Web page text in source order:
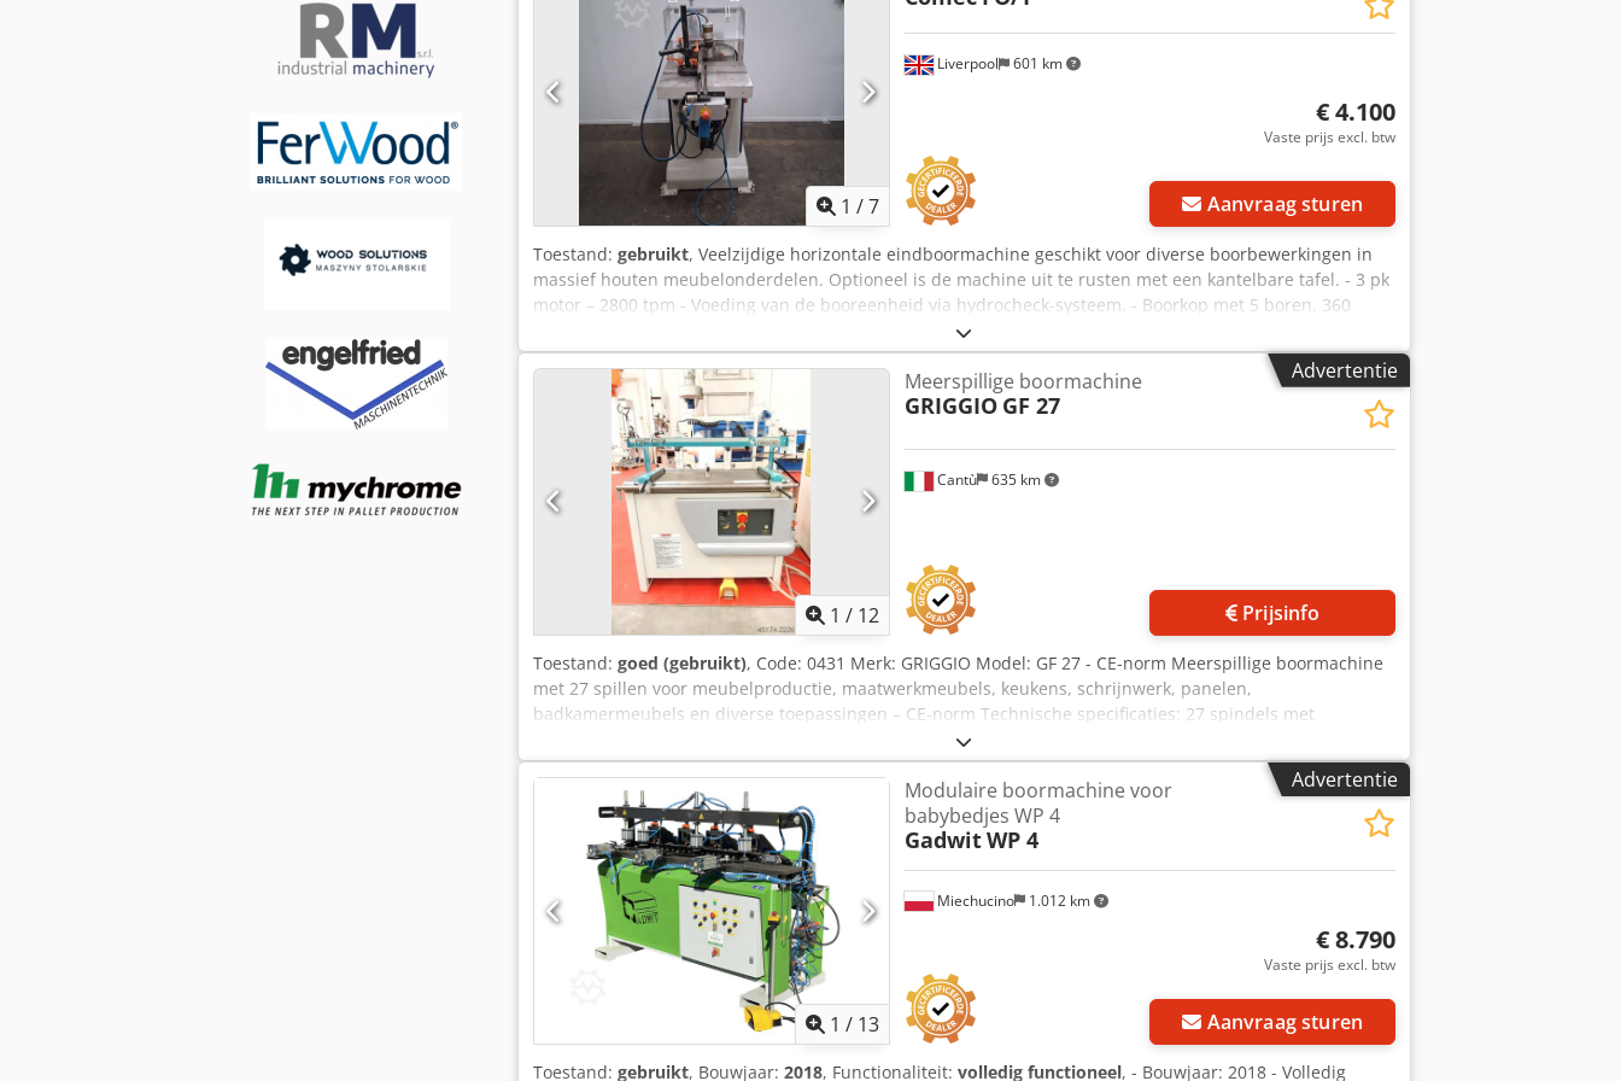
1 /7
Liverpool 601 km
€ 4.100
Vaste prijs excl. btw
Aanvraag sturen
Toestand: gebruikt, Veelzijdige horizontale eindboormachine geschikt voor diverse boorbewerkingen in
massief houten meubelonderdelen. Optioneel is de machine uit te rusten met een kantelbare tafel. - 3 pk
motor – 2800 tpm - Voeding van de booreenheid via hydrocheck-systeem. - Boorkop met 5 boren, 360
graden draaibaar. - Boorafstand: 3 x 32 mm centrum / 3 x 20 mm centrum. - Maximale boordiepte 70 mm.
- Booraansluiting M10 - Hoogte van de boorkop en boordiepte instelbaar via schroeven met Siko
mechanische digitale aflezing. Dcjdpfxeymnk No Aphok - Tafel met verstelbare aanslag instelbaar tot 45
graden en pneumatische werkstukspanner. - CE-veiligheidsbeschermingen
Advertentie
1 / 12
Cantù 635 km
Meerspillige boormachine
GRIGGIO GF 27
Prijsinfo
Toestand: goed (gebruikt), Code: 0431 Merk: GRIGGIO Model: GF 27 - CE-norm Meerspillige boormachine
met 27 spillen voor meubelproductie, maatwerkmeubels, keukens, schrijnwerk, panelen,
badkamermeubels en diverse toepassingen – CE-norm Technische specificaties: 27 spindels met
snelwisselsysteem Hart-op-hart afstand tussen elke spil: 32 mm Totale hart-op-hart afstand tussen de
eerste en laatste spil: 832 mm Max. boor diepte: 85 mm Tafelafmetingen: 1050 x 380 mm Motor: 2 pk 2
pneumatische werkstukspanners Aanslagen op de werktafel Boorkophouder Pneumatische kopkanteling
van 0° tot 90°, voor boren in elke positie Verlengstangen voor aanslaghouders Snelinstelling diepte
Dodpjzipq Iofx Apheck Totale afmetingen (mm): 1200 x 780 x 1300 h Gewicht: 360 kg
Advertentie
1 / 13
Miechucino 1.012 km
Modulaire boormachine voor
babybedjes WP 4
GadwitWP 4
€ 8.790
Vaste prijs excl. btw
Aanvraag sturen
Toestand: gebruikt, Bouwjaar: 2018, Functionaliteit: volledig functioneel, - Bouwjaar: 2018 - Volledig